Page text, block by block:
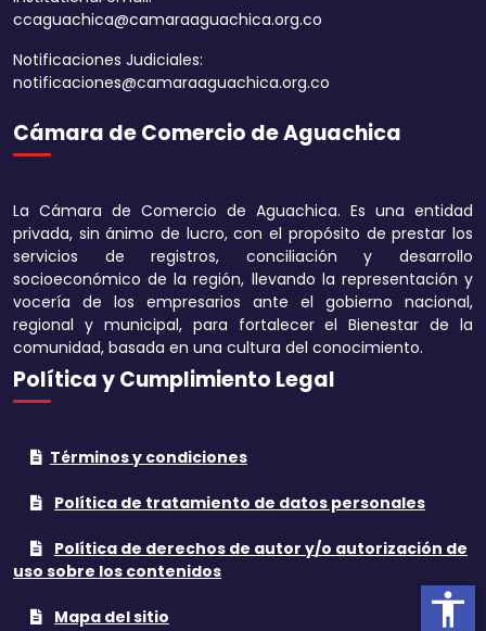
ccaguachica@camaraaguachica.org.co
Notificaciones Judiciales:
notificaciones@camaraaguachica.org.co
Cámara de Comercio de Aguachica
La Cámara de Comercio de Aguachica. Es una entidad
privada, sin ánimo de lucro, con el propósito de prestar los
servicios de registros, conciliación y desarrollo
socioeconómico de la región, llevando la representación y
vocería de los empresarios ante el gobierno nacional,
regional y municipal, para fortalecer el Bienestar de la
comunidad, basada en una cultura del conocimiento.
Política y Cumplimiento Legal
Términos y condiciones
Política de tratamiento de datos personales
Política de derechos de autor y/o autorización de
uso sobre los contenidos
Mapa del sitio accessibility
Aumentar
Aumentar el
texto
Disminuir el
texto
Aumentar la
Tonos grises
Subrayar enlaces
Cursor grande